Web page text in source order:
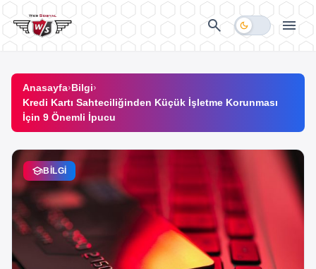
İçeriğe geç
search dark_mode menu
Anasayfa›Bilgi›
Kredi Kartı Sahteciliğinden Küçük İşletme Korunması
İçin 9 Önemli İpucu
schoolBILGI